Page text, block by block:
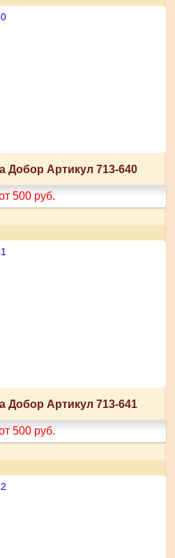
Добор Артикул 713-640
500 руб.
Добор Артикул 713-641
500 руб.